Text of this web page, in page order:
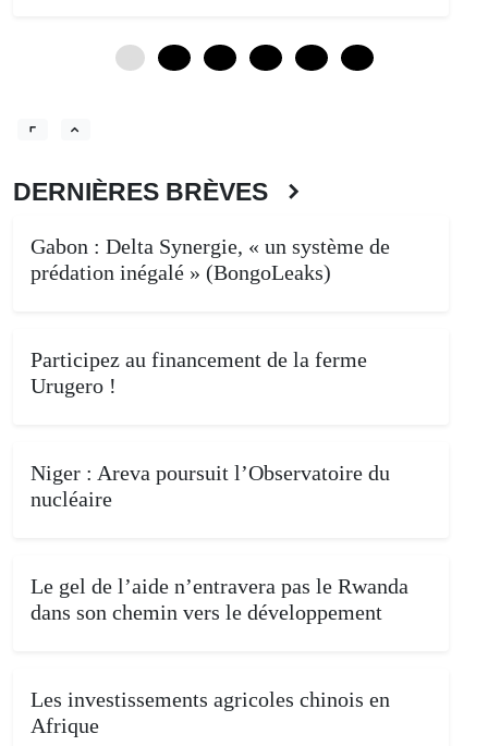
DERNIÈRES BRÈVES
Gabon : Delta Synergie, « un système de
prédation inégalé » (BongoLeaks)
Participez au financement de la ferme
Urugero !
Niger : Areva poursuit l’Observatoire du
nucléaire
Le gel de l’aide n’entravera pas le Rwanda
dans son chemin vers le développement
Les investissements agricoles chinois en
Afrique